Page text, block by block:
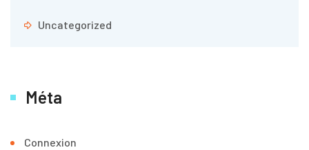
Uncategorized
Méta
Connexion